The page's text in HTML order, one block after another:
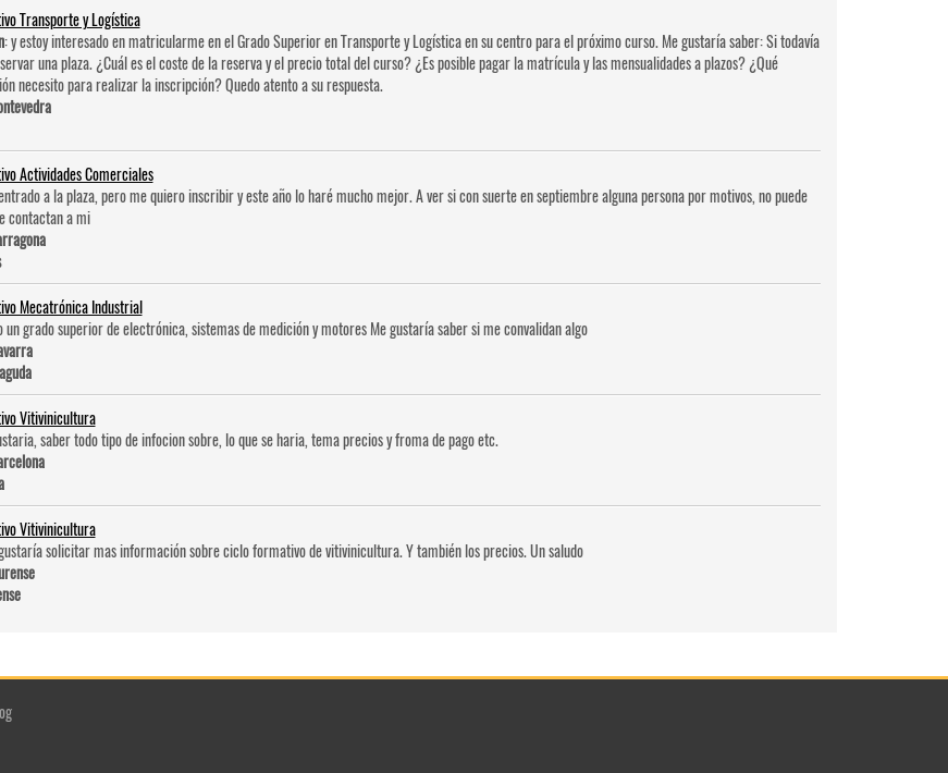
Transporte y Logística
: y estoy interesado en matricularme en el Grado Superior en Transporte y Logística en su centro para el próximo curso. Me gustaría saber: Si todavía
una plaza. ¿Cuál es el coste de la reserva y el precio total del curso? ¿Es posible pagar la matrícula y las mensualidades a plazos? ¿Qué
necesito para realizar la inscripción? Quedo atento a su respuesta.
Actividades Comerciales
a la plaza, pero me quiero inscribir y este año lo haré mucho mejor. A ver si con suerte en septiembre alguna persona por motivos, no puede
contactan a mi
Mecatrónica Industrial
un grado superior de electrónica, sistemas de medición y motores Me gustaría saber si me convalidan algo
Vitivinicultura
saber todo tipo de infocion sobre, lo que se haria, tema precios y froma de pago etc.
Vitivinicultura
solicitar mas información sobre ciclo formativo de vitivinicultura. Y también los precios. Un saludo